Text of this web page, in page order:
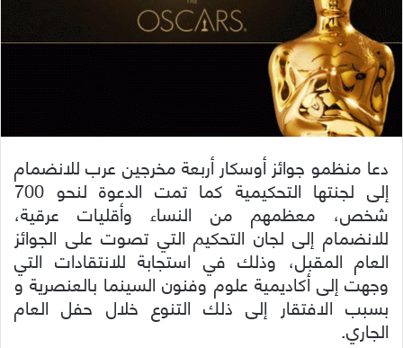
دعا منظمو جوائز أوسكار أربعة مخرجين عرب للانضمام
إلى لجنتها التحكيمية كما تمت الدعوة لنحو 700
شخص، معظمهم من النساء وأقليات عرقية،
للانضمام إلى لجان التحكيم التي تصوت على الجوائز
العام المقبل، وذلك في استجابة للانتقادات التي
وجهت إلى أكاديمية علوم وفنون السينما بالعنصرية و
بسبب الافتقار إلى ذلك التنوع خلال حفل العام
الجاري.